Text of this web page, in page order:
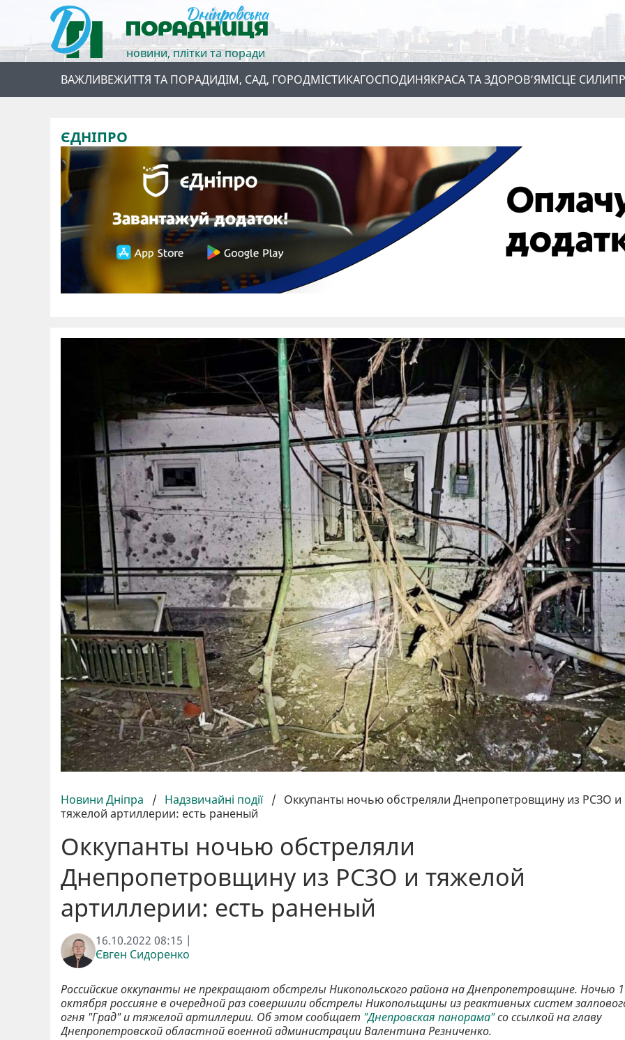
новини, плітки та поради
ВАЖЛИВЕЖИТТЯ ТА ПОРАДИДІМ, САД, ГОРОДМІСТИКАГОСПОДИНЯКРАСА ТА ЗДОРОВ’ЯМІСЦЕ СИЛИ
ЄДНІПРО
Новини Дніпра / Надзвичайні події / Оккупанты ночью обстреляли Днепропетровщину из РСЗО и
тяжелой артиллерии: есть раненый
Оккупанты ночью обстреляли
Днепропетровщину из РСЗО и тяжелой
артиллерии: есть раненый
16.10.2022 08:15 |
Євген Сидоренко
Российские оккупанты не прекращают обстрелы Никопольского района на Днепропетровщине. Ночью
октября россияне в очередной раз совершили обстрелы Никопольщины из реактивных систем
огня "Град" и тяжелой артиллерии. Об этом сообщает "Днепровская панорама"со ссылкой на главу
Днепропетровской областной военной администрации Валентина Резниченко.